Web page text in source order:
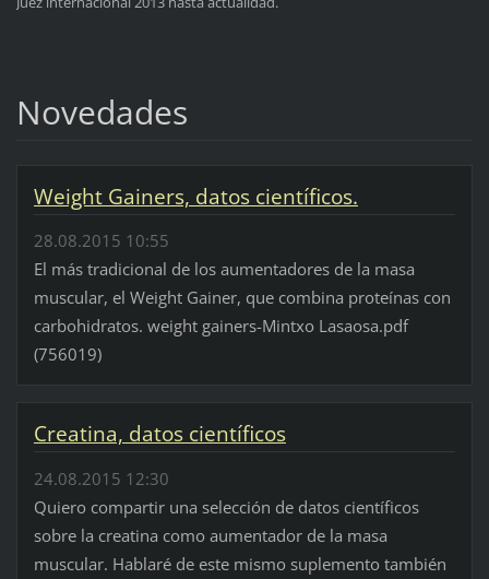
Novedades
Weight Gainers, datos científicos.
28.08.2015 10:55
El más tradicional de los aumentadores de la masa
muscular, el Weight Gainer, que combina proteínas con
carbohidratos. weight gainers-Mintxo Lasaosa.pdf
(756019)
Creatina, datos científicos
24.08.2015 12:30
Quiero compartir una selección de datos científicos
sobre la creatina como aumentador de la masa
muscular. Hablaré de este mismo suplemento también